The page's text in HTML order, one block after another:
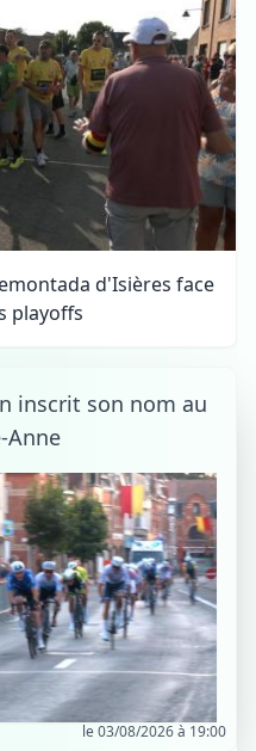
d'Isières face
playoffs
inscrit son nom au
Anne
le 03/08/2026 à 19:00